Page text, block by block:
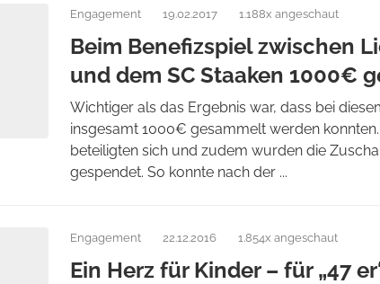
Engagement 19.02.2017 1.188x angeschaut
Beim Benefizspiel zwischen
und dem SC Staaken 1000€
Wichtiger als das Ergebnis war, dass bei
insgesamt 1000€ gesammelt werden
beteiligten sich und zudem wurden die
gespendet. So konnte nach der ...
Engagement 22.12.2016 1.854x angeschaut
Ein Herz für Kinder – für „47